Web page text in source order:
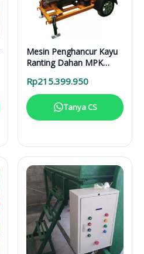
Mesin Penghancur Kayu
Ranting Dahan MPK
Rp215.399.950
Tanya CS